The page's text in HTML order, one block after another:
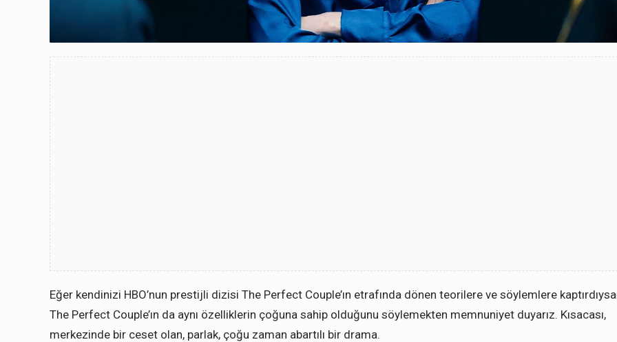
Eğer kendinizi HBO’nun prestijli dizisi The Perfect Couple’ın etrafında dönen teorilere ve söylemlere
The Perfect Couple’ın da aynı özelliklerin çoğuna sahip olduğunu söylemekten memnuniyet duyarız. Kısacası,
merkezinde bir ceset olan, parlak, çoğu zaman abartılı bir drama.